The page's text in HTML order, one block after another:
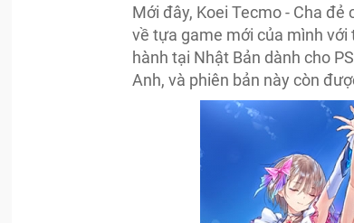
Mới đây, Koei Tecmo - Cha
về tựa game mới của mình
hành tại Nhật Bản dành cho
Anh, và phiên bản này còn